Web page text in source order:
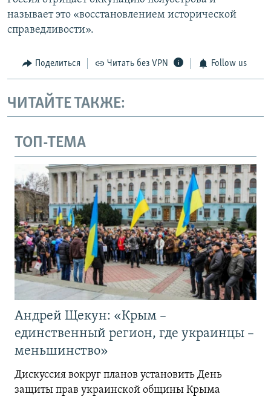
называет это «восстановлением исторической
справедливости».
Поделиться Читать без VPN Follow us
ЧИТАЙТЕ ТАКЖЕ:
ТОП-ТЕМА
Андрей Щекун: «Крым –
единственный регион, где украинцы –
меньшинство»
Дискуссия вокруг планов установить День
защиты прав украинской общины Крыма